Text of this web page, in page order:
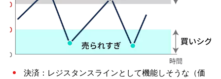
決済：レジスタンスラインとして機能しそうな（価